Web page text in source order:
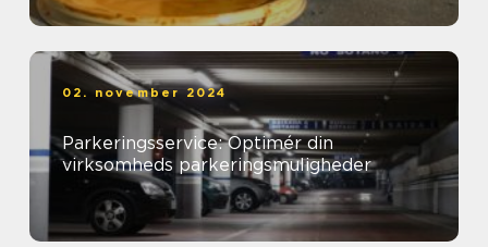
02. november 2024
Parkeringsservice: Optimér din
virksomheds parkeringsmuligheder